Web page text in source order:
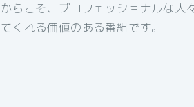
らこそ、プロフェッショナルな人
くれる価値のある番組です。